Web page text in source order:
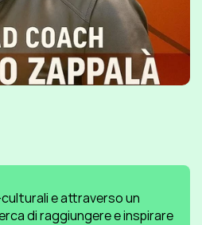
e attraverso un
di raggiungere e inspirare